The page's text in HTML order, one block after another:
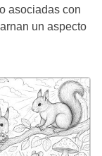
asociadas con
un aspecto